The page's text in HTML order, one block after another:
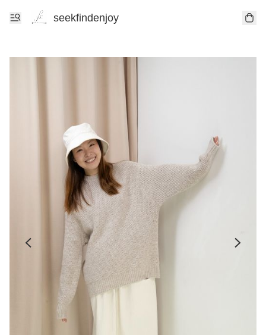
seekfindenjoy